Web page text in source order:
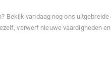
Bekijk vandaag nog ons
verwerf nieuwe vaardigheden